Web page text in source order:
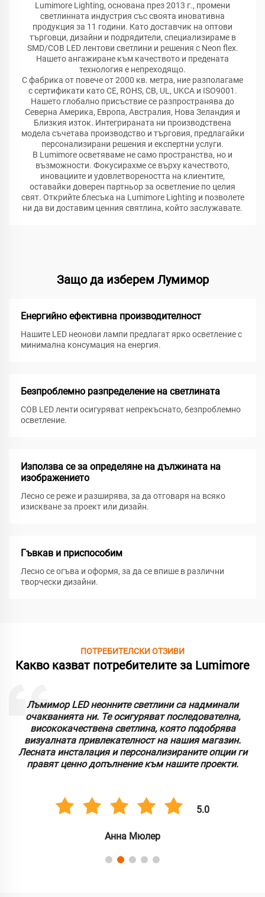
Lumimore Lighting, основана през 2013 г., промени
светлинната индустрия със своята иновативна
продукция за 11 години. Като доставчик на оптови
търговци, дизайни и подрядители, специализираме в
SMD/COB LED лентови светлини и решения с Neon flex.
Нашето ангажиране към качеството и предената
технология е непреходящо.
С фабрика от повече от 2000 кв. метра, ние разполагаме
с сертификати като CE, ROHS, CB, UL, UKCA и ISO9001.
Нашето глобално присъствие се разпространява до
Северна Америка, Европа, Австралия, Нова Зеландия и
Близкия изток. Интегрираната ни производствена
модела съчетава производство и търговия, предлагайки
персонализирани решения и експертни услуги.
В Lumimore осветяваме не само пространства, но и
възможности. Фокусирахме се върху качеството,
иновациите и удовлетвореността на клиентите,
оставайки доверен партньор за осветление по целия
свят. Открийте блесъка на Lumimore Lighting и позволете
ни да ви доставим ценния святлина, който заслужавате.
Защо да изберем Лумимор
Енергийно ефективна производителност
Нашите LED неонови лампи предлагат ярко осветление с
минимална консумация на енергия.
Безпроблемно разпределение на светлината
COB LED ленти осигуряват непрекъснато, безпроблемно
осветление.
Използва се за определяне на дължината на
изображението
Лесно се реже и разширява, за да отговаря на всяко
изискване за проект или дизайн.
Гъвкав и приспособим
Лесно се огъва и оформя, за да се впише в различни
творчески дизайни.
ПОТРЕБИТЕЛСКИ ОТЗИВИ
Какво казват потребителите за Lumimore
Лъмимор LED неонните светлини са надминали
очакванията ни. Те осигуряват последователна,
висококачествена светлина, която подобрява
визуалната привлекателност на нашия магазин.
Лесната инсталация и персонализираните опции ги
правят ценно допълнение към нашите проекти.
5.0
Анна Мюлер